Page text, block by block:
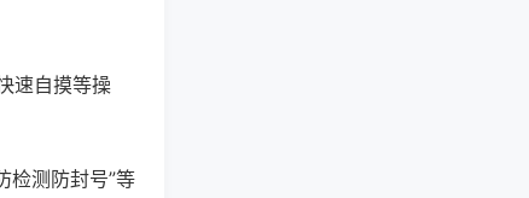
速自摸等操
检测防封号”等